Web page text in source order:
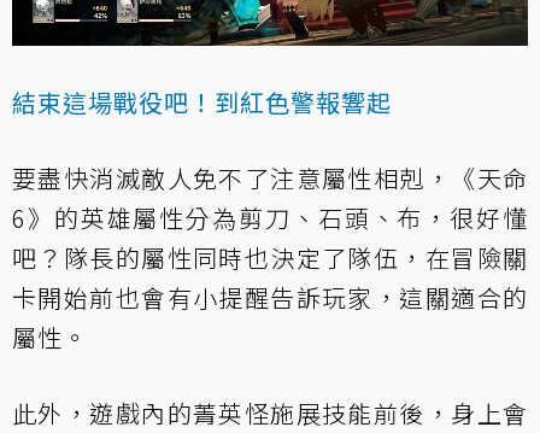
結束這場戰役吧！到紅色警報響起
要盡快消滅敵人免不了注意屬性相剋，《天命
6》的英雄屬性分為剪刀、石頭、布，很好懂
吧？隊長的屬性同時也決定了隊伍，在冒險關
卡開始前也會有小提醒告訴玩家，這關適合的
屬性。
此外，遊戲內的菁英怪施展技能前後，身上會